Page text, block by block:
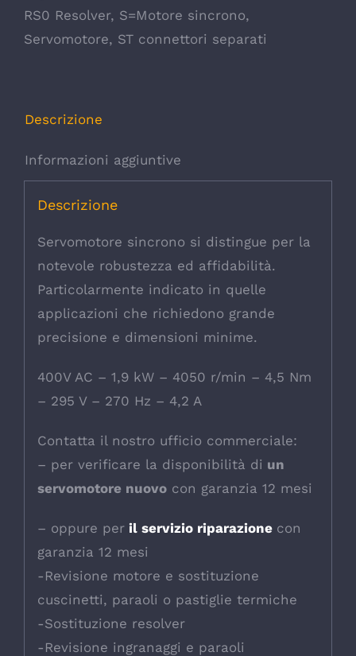
RS0 Resolver, S=Motore sincrono,
Servomotore, ST connettori separati
Descrizione
Informazioni aggiuntive
Descrizione
Servomotore sincrono si distingue per la
notevole robustezza ed affidabilità.
Particolarmente indicato in quelle
applicazioni che richiedono grande
precisione e dimensioni minime.
400V AC – 1,9 kW – 4050 r/min – 4,5 Nm
– 295 V – 270 Hz – 4,2 A
Contatta il nostro ufficio commerciale:
– per verificare la disponibilità di un
servomotore nuovocon garanzia 12 mesi
– oppure peril servizio riparazione con
garanzia 12 mesi
-Revisione motore e sostituzione
cuscinetti, paraoli o pastiglie termiche
-Sostituzione resolver
-Revisione ingranaggi e paraoli